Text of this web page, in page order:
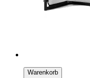
Warenkorb